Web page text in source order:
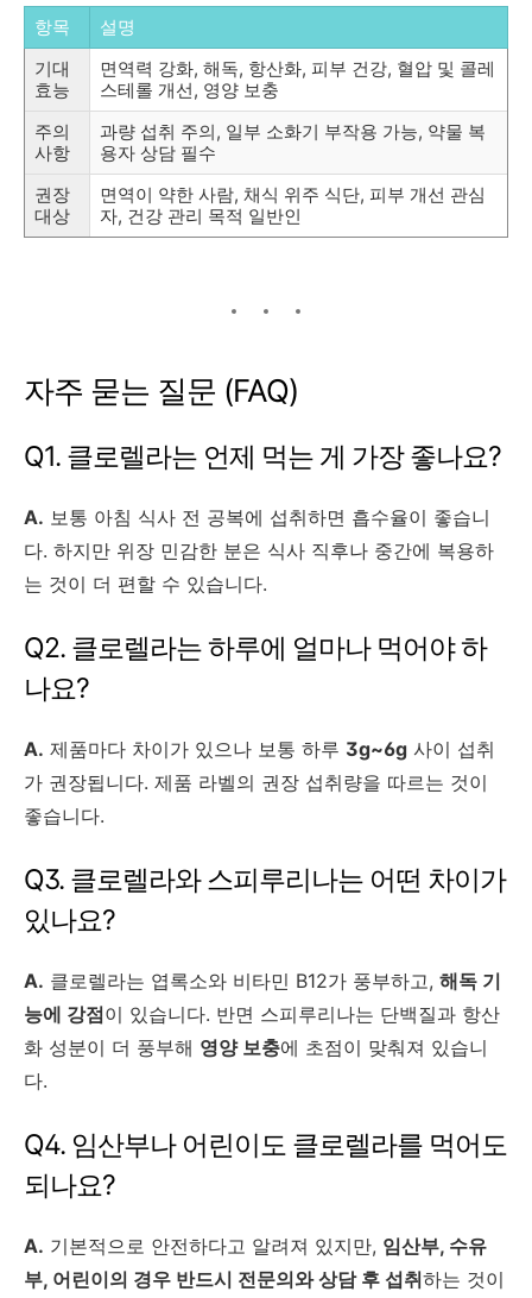
항목
설명
기대
효능
면역력 강화, 해독, 항산화, 피부 건강, 혈압 및 콜레
스테롤 개선, 영양 보충
주의
사항
과량 섭취 주의, 일부 소화기 부작용 가능, 약물 복
용자 상담 필수
권장
대상
면역이 약한 사람, 채식 위주 식단, 피부 개선 관심
자, 건강 관리 목적 일반인
자주 묻는 질문 (FAQ)
Q1. 클로렐라는 언제 먹는 게 가장 좋나요?
A. 보통 아침 식사 전 공복에 섭취하면 흡수율이 좋습니
다. 하지만 위장 민감한 분은 식사 직후나 중간에 복용하
는 것이 더 편할 수 있습니다.
Q2. 클로렐라는 하루에 얼마나 먹어야 하
나요?
A. 제품마다 차이가 있으나 보통 하루 3g~6g 사이 섭취
가 권장됩니다. 제품 라벨의 권장 섭취량을 따르는 것이
좋습니다.
Q3. 클로렐라와 스피루리나는 어떤 차이가
있나요?
A. 클로렐라는 엽록소와 비타민 B12가 풍부하고, 해독 기
능에 강점이 있습니다. 반면 스피루리나는 단백질과 항산
화 성분이 더 풍부해 영양 보충에 초점이 맞춰져 있습니
다.
Q4. 임산부나 어린이도 클로렐라를 먹어도
되나요?
A. 기본적으로 안전하다고 알려져 있지만, 임산부, 수유
부, 어린이의 경우 반드시 전문의와 상담 후 섭취하는 것이